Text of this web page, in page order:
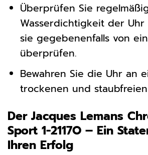
Überprüfen Sie
Wasserdichtigkeit der Uhr
sie gegebenenfalls von
überprüfen.
Bewahren Sie die Uhr an
trockenen und
Der Jacques Lemans
Sport 1-2117O – Ein
Ihren Erfolg